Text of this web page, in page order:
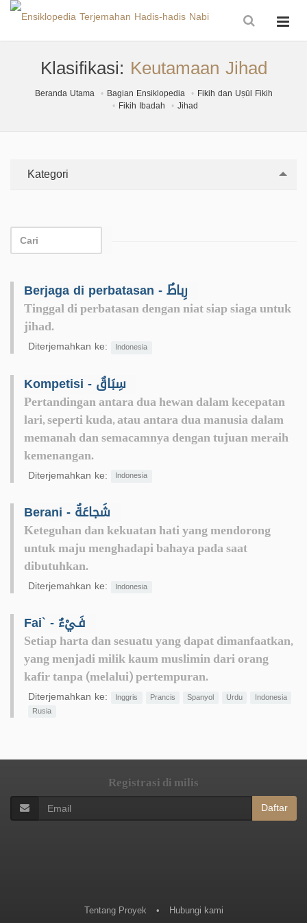
Klasifikasi: Keutamaan Jihad
Beranda Utama Bagian Ensiklopedia
Fikih dan Uṣūl Fikih
Fikih Ibadah
Jihad
Kategori
Berjaga di perbatasan - رِباطٌ
Tinggal di perbatasan dengan niat siap siaga untuk
jihad.
Diterjemahkan ke: Indonesia
Kompetisi - سِبَاقٌ
Pertandingan antara dua hewan dalam kecepatan
lari, seperti kuda, atau antara dua manusia dalam
memanah dan semacamnya dengan tujuan meraih
kemenangan.
Diterjemahkan ke: Indonesia
Berani - شَجاعَةٌ
Keteguhan dan kekuatan hati yang mendorong
untuk maju menghadapi bahaya pada saat
dibutuhkan.
Diterjemahkan ke: Indonesia
Fai` - فَـيْءٌ
Setiap harta dan sesuatu yang dapat dimanfaatkan,
yang menjadi milik kaum muslimin dari orang
kafir tanpa (melalui) pertempuran.
Diterjemahkan ke: Inggris Prancis Spanyol Urdu
Indonesia
Rusia
Registrasi di milis
Daftar
Tentang Proyek • Hubungi kami